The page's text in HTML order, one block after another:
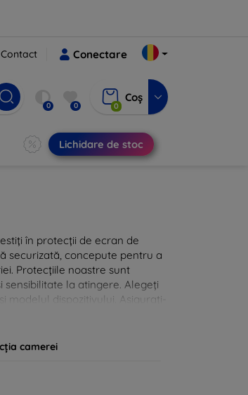
Contact Conectare
0 0 0
Coș
Lichidare de stoc
în protecții de ecran de
securizată, concepute pentru a
Protecțiile noastre sunt
la atingere. Alegeți
dispozitivului. Asigurați-
camerei